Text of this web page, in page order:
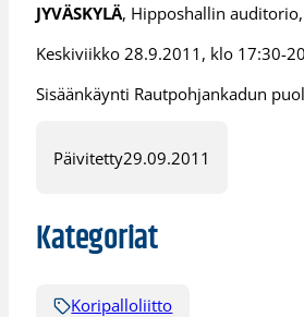
JYVÄSKYLÄ, Hipposhallin auditorio,
Keskiviikko 28.9.2011, klo 17:30-
Sisäänkäynti Rautpohjankadun
Päivitetty29.09.2011
Kategoriat
Koripalloliitto